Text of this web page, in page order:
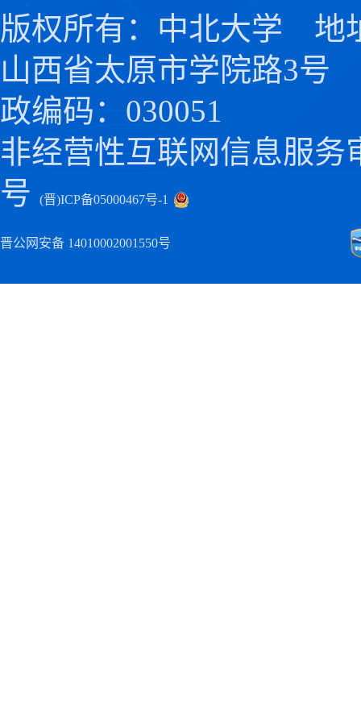
版权所有：中北大学 地
山西省太原市学院路3号
政编码：030051
非经营性互联网信息服务
号
(晋)ICP备05000467号-1
晋公网安备 14010002001550号